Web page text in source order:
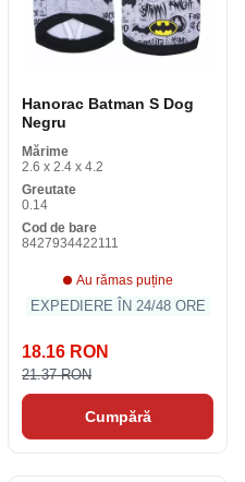
Hanorac Batman S Dog
Negru
Mărime
2.6 x 2.4 x 4.2
Greutate
0.14
Cod de bare
8427934422111
Au rămas puține
EXPEDIERE ÎN 24/48 ORE
18.16 RON
21.37 RON
Cumpără